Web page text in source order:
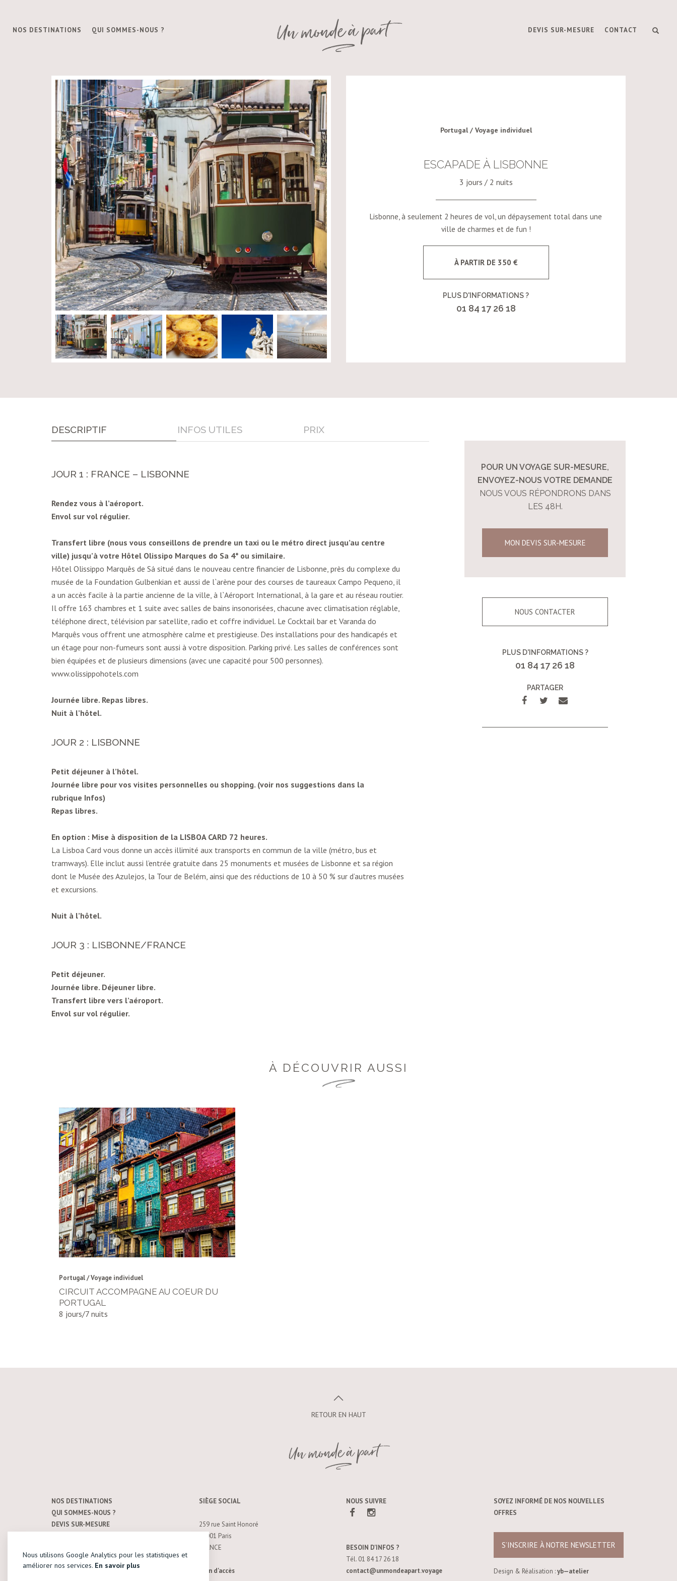
NOS DESTINATIONS QUI SOMMES-NOUS ? DEVIS SUR-MESURE CONTACT
Portugal / Voyage individuel
ESCAPADE À LISBONNE
3 jours / 2 nuits
Lisbonne, à seulement 2 heures de vol, un dépaysement total dans une
ville de charmes et de fun !
À PARTIR DE 350 €
PLUS D'INFORMATIONS ?
01 84 17 26 18
DESCRIPTIF INFOS UTILES PRIX
JOUR 1 : FRANCE – LISBONNE
Rendez vous à l’aéroport.
Envol sur vol régulier.
Transfert libre (nous vous conseillons de prendre un taxi ou le métro direct jusqu’au centre
ville) jusqu’à votre Hôtel Olissipo Marques do Sa 4* ou similaire.
Hôtel Olissippo Marquês de Sá situé dans le nouveau centre financier de Lisbonne, près du complexe du
musée de la Foundation Gulbenkian et aussi de l`arène pour des courses de taureaux Campo Pequeno, il
a un accès facile à la partie ancienne de la ville, à l`Aéroport International, à la gare et au réseau routier.
Il offre 163 chambres et 1 suite avec salles de bains insonorisées, chacune avec climatisation réglable,
téléphone direct, télévision par satellite, radio et coffre individuel. Le Cocktail bar et Varanda do
Marquês vous offrent une atmosphère calme et prestigieuse. Des installations pour des handicapés et
un étage pour non-fumeurs sont aussi à votre disposition. Parking privé. Les salles de conférences sont
bien équipées et de plusieurs dimensions (avec une capacité pour 500 personnes).
www.olissippohotels.com
Journée libre. Repas libres.
Nuit à l’hôtel.
JOUR 2 : LISBONNE
Petit déjeuner à l’hôtel.
Journée libre pour vos visites personnelles ou shopping. (voir nos suggestions dans la
rubrique Infos)
Repas libres.
En option : Mise à disposition de la LISBOA CARD 72 heures.
La Lisboa Card vous donne un accès illimité aux transports en commun de la ville (métro, bus et
tramways). Elle inclut aussi l’entrée gratuite dans 25 monuments et musées de Lisbonne et sa région
dont le Musée des Azulejos, la Tour de Belém, ainsi que des réductions de 10 à 50 % sur d’autres musées
et excursions.
Nuit à l’hôtel.
JOUR 3 : LISBONNE/FRANCE
Petit déjeuner.
Journée libre. Déjeuner libre.
Transfert libre vers l’aéroport.
Envol sur vol régulier.
POUR UN VOYAGE SUR-MESURE,
ENVOYEZ-NOUS VOTRE DEMANDE
NOUS VOUS RÉPONDRONS DANS
LES 48H.
MON DEVIS SUR-MESURE
NOUS CONTACTER
PLUS D'INFORMATIONS ?
01 84 17 26 18
PARTAGER
À DÉCOUVRIR AUSSI
Portugal / Voyage individuel
CIRCUIT ACCOMPAGNE AU COEUR DU
PORTUGAL
8 jours/7 nuits
RETOUR EN HAUT
NOS DESTINATIONS
QUI SOMMES-NOUS ?
DEVIS SUR-MESURE
CONDITIONS GÉNÉRALES DE VENTE
Un monde à part © 2026
SIÈGE SOCIAL
259 rue Saint Honoré
75001 Paris
FRANCE
Plan d'accès
NOUS SUIVRE
BESOIN D'INFOS ?
Tél. 01 84 17 26 18
contact@unmondeapart.voyage
SOYEZ INFORMÉ DE NOS NOUVELLES
OFFRES
S’INSCRIRE À NOTRE NEWSLETTER
Design & Réalisation :yb—atelier
Nous utilisons Google Analytics pour les statistiques et
améliorer nos services. En savoir plus